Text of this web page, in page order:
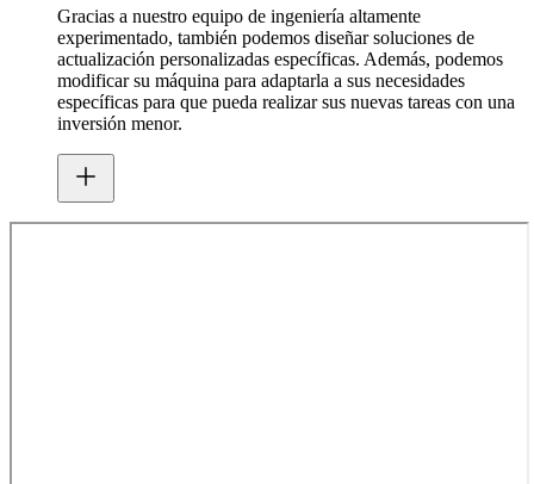
Gracias a nuestro equipo de ingeniería altamente
experimentado, también podemos diseñar soluciones de
actualización personalizadas específicas. Además, podemos
modificar su máquina para adaptarla a sus necesidades
específicas para que pueda realizar sus nuevas tareas con una
inversión menor.